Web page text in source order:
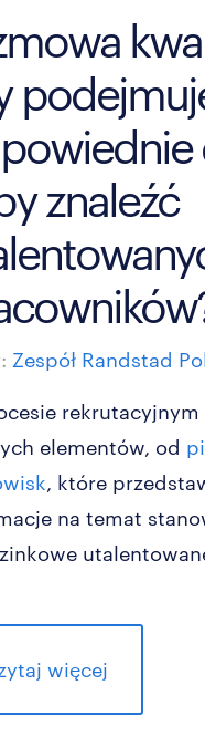
znaleźć
Zespół Randstad
elementów, od
, które
na temat
więcej